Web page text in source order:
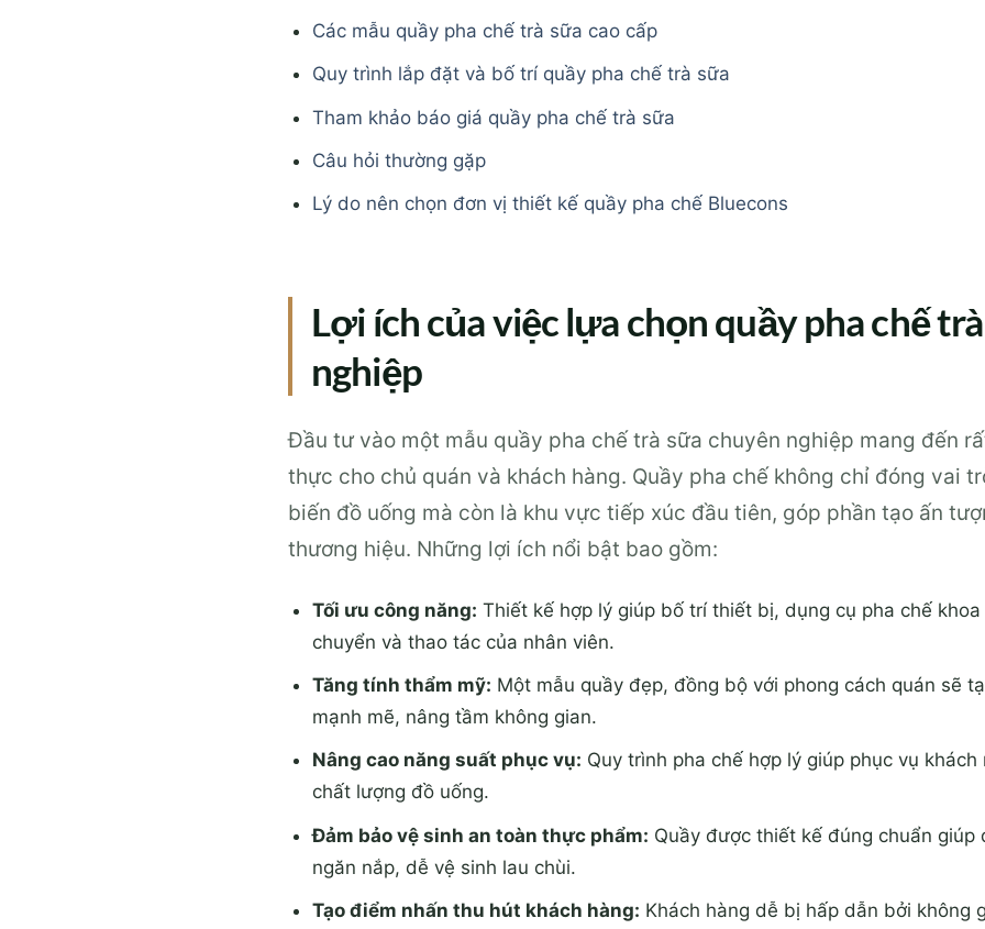
Các mẫu quầy pha chế trà sữa cao cấp
Quy trình lắp đặt và bố trí quầy pha chế trà sữa
Tham khảo báo giá quầy pha chế trà sữa
Câu hỏi thường gặp
Lý do nên chọn đơn vị thiết kế quầy pha chế Bluecons
Lợi ích của việc lựa chọn quầy pha chế
nghiệp
Đầu tư vào một mẫu quầy pha chế trà sữa chuyên nghiệp mang đến
thực cho chủ quán và khách hàng. Quầy pha chế không chỉ đóng vai
biến đồ uống mà còn là khu vực tiếp xúc đầu tiên, góp phần tạo ấn
thương hiệu. Những lợi ích nổi bật bao gồm:
Tối ưu công năng: Thiết kế hợp lý giúp bố trí thiết bị, dụng cụ pha chế
chuyển và thao tác của nhân viên.
Tăng tính thẩm mỹ: Một mẫu quầy đẹp, đồng bộ với phong cách quán sẽ
mạnh mẽ, nâng tầm không gian.
Nâng cao năng suất phục vụ: Quy trình pha chế hợp lý giúp phục vụ
chất lượng đồ uống.
Đảm bảo vệ sinh an toàn thực phẩm: Quầy được thiết kế đúng chuẩn giúp
ngăn nắp, dễ vệ sinh lau chùi.
Tạo điểm nhấn thu hút khách hàng: Khách hàng dễ bị hấp dẫn bởi không